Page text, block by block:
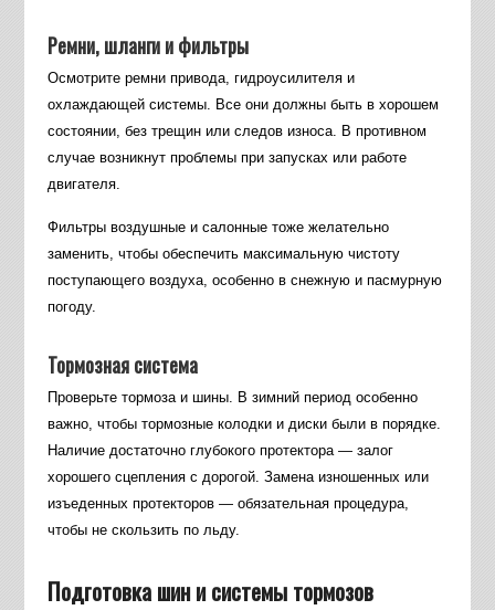
Ремни, шланги и фильтры
Осмотрите ремни привода, гидроусилителя и
охлаждающей системы. Все они должны быть в хорошем
состоянии, без трещин или следов износа. В противном
случае возникнут проблемы при запусках или работе
двигателя.
Фильтры воздушные и салонные тоже желательно
заменить, чтобы обеспечить максимальную чистоту
поступающего воздуха, особенно в снежную и пасмурную
погоду.
Тормозная система
Проверьте тормоза и шины. В зимний период особенно
важно, чтобы тормозные колодки и диски были в порядке.
Наличие достаточно глубокого протектора — залог
хорошего сцепления с дорогой. Замена изношенных или
изъеденных протекторов — обязательная процедура,
чтобы не скользить по льду.
Подготовка шин и системы тормозов